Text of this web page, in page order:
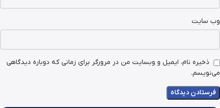
وب‌ سایت
ذخیره نام، ایمیل و وبسایت من در مرورگر برای زمانی که دوباره دیدگاهی
می‌نویسم.